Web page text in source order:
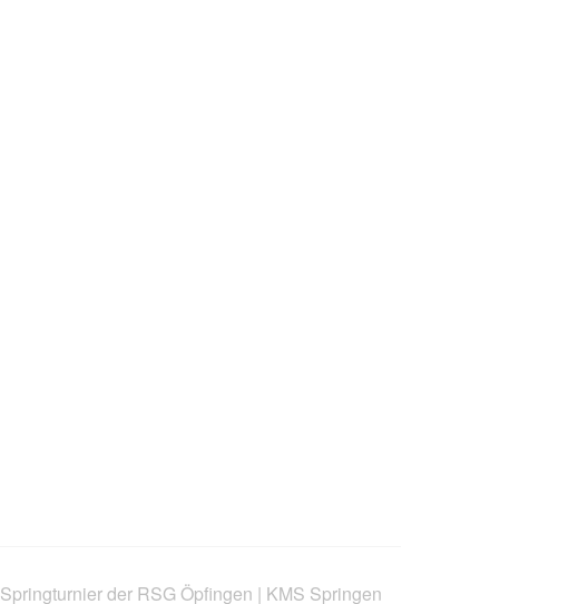
Springturnier der RSG Öpfingen | KMS Springen